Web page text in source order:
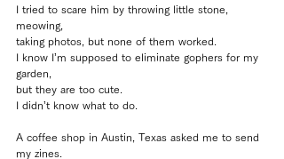
I tried to scare him by throwing little stone,
meowing,
taking photos, but none of them worked.
I know I’m supposed to eliminate gophers for my
garden,
but they are too cute.
I didn’t know what to do.
A coffee shop in Austin, Texas asked me to send
my zines.